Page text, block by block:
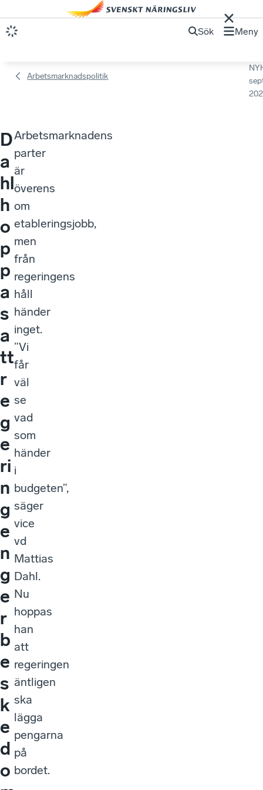
Sök Meny
Arbetsmarknadspolitik
D
a
hl
h
o
p
p
a
s
a
tt
r
e
g
e
ri
n
g
e
n
g
e
r
b
e
s
k
e
d
o
Arbetsmarknadens
parter
är
överens
om
etableringsjobb,
men
från
regeringens
håll
händer
inget.
”Vi
får
väl
se
vad
som
händer
i
budgeten”,
säger
vice
vd
Mattias
Dahl.
Nu
hoppas
han
att
regeringen
äntligen
ska
lägga
pengarna
på
bordet.